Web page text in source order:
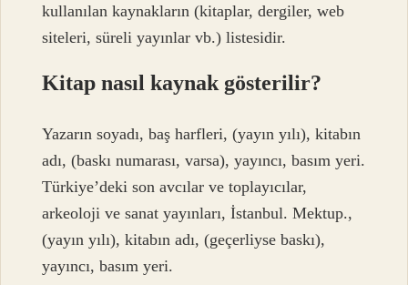
kullanılan kaynakların (kitaplar, dergiler, web
siteleri, süreli yayınlar vb.) listesidir.
Kitap nasıl kaynak gösterilir?
Yazarın soyadı, baş harfleri, (yayın yılı), kitabın
adı, (baskı numarası, varsa), yayıncı, basım yeri.
Türkiye’deki son avcılar ve toplayıcılar,
arkeoloji ve sanat yayınları, İstanbul. Mektup.,
(yayın yılı), kitabın adı, (geçerliyse baskı),
yayıncı, basım yeri.